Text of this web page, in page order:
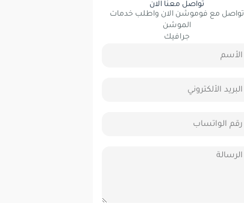
تواصل معنا الان
تواصل مع فوموشن الان واطلب خدمات
الموشن
جرافيك